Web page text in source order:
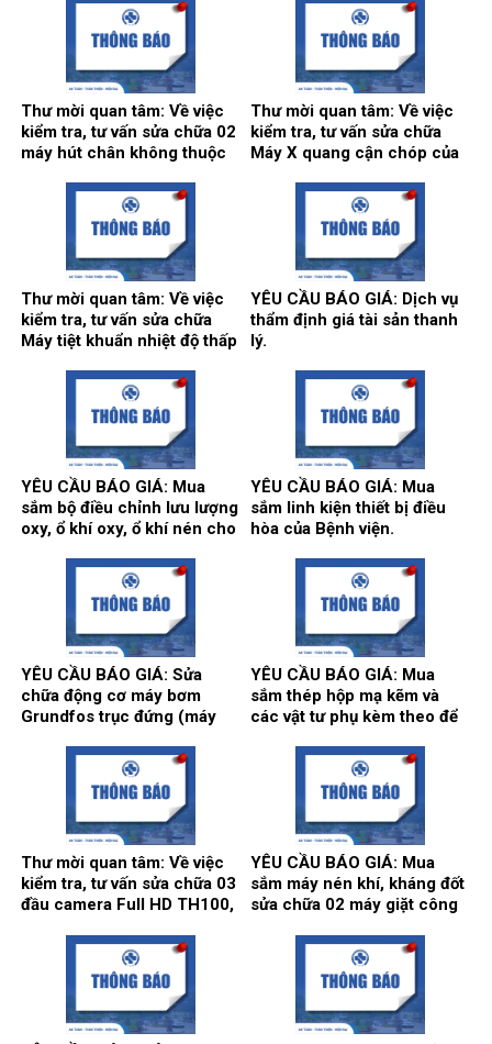
Thư mời quan tâm: Về việc
kiểm tra, tư vấn sửa chữa 02
máy hút chân không thuộc
Thư mời quan tâm: Về việc
kiểm tra, tư vấn sửa chữa
Máy X quang cận chóp của
Thư mời quan tâm: Về việc
kiểm tra, tư vấn sửa chữa
Máy tiệt khuẩn nhiệt độ thấp
YÊU CẦU BÁO GIÁ: Dịch vụ
thẩm định giá tài sản thanh
lý.
YÊU CẦU BÁO GIÁ: Mua
sắm bộ điều chỉnh lưu lượng
oxy, ổ khí oxy, ổ khí nén cho
YÊU CẦU BÁO GIÁ: Mua
sắm linh kiện thiết bị điều
hòa của Bệnh viện.
YÊU CẦU BÁO GIÁ: Sửa
chữa động cơ máy bơm
Grundfos trục đứng (máy
trục ngang (máy bơm số 3)
tại trạm bơm nước tổng của
Bệnh viện.
YÊU CẦU BÁO GIÁ: Mua
sắm thép hộp mạ kẽm và
các vật tư phụ kèm theo để
làm vách, cửa, điều hòa
thông gió phục vụ hoạt động
theo yêu cầu tại Bệnh viện.
Thư mời quan tâm: Về việc
kiểm tra, tư vấn sửa chữa 03
đầu camera Full HD TH100,
sản xuất: Karl Storz của
khoa Gây mê hồi sức.
YÊU CẦU BÁO GIÁ: Mua
sắm máy nén khí, kháng đốt
sửa chữa 02 máy giặt công
Hãng sx: Shanghai
Qingsheng Washing
Equipment CO., Ltd. tại khoa
Kiểm soát nhiễm khuẩn.